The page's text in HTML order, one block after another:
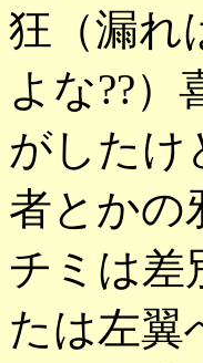
狂（漏れ
よな??
がしたけ
者とかの
チミは差
たは左翼